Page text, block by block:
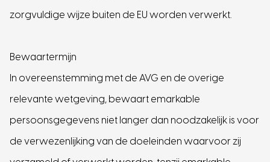
zorgvuldige wijze buiten de EU worden verwerkt.
Bewaartermijn
In overeenstemming met de AVG en de overige
relevante wetgeving, bewaart emarkable
persoonsgegevens niet langer dan noodzakelijk is voor
de verwezenlijking van de doeleinden waarvoor zij